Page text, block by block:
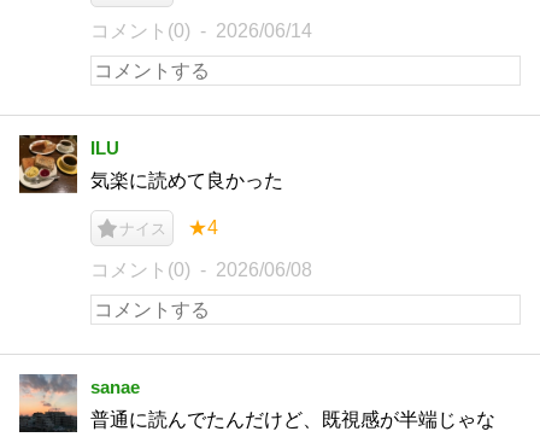
コメント(0) 2026/06/14
ILU
気楽に読めて良かった
ナイス ★4
コメント(0) 2026/06/08
sanae
普通に読んでたんだけど、既視感が半端じゃな